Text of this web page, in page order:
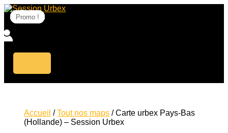
Aller
au
contenu
Promo !
Accueil /Tout nos maps / Carte urbex Pays-Bas
(Hollande) – Session Urbex
Promo !
Promo !
Promo !
Promo !
Promo !
Promo !
Promo !
Promo !
Promo !
Promo !
Promo !
Promo !
Promo !
Promo !
Promo !
Promo !